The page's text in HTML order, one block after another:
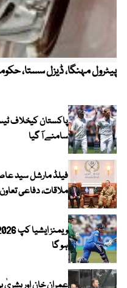
پیٹرول مہنگا، ڈیزل سستا،
سامنے آ گیا
فیلڈ مارشل سید
ملاقات، دفاعی
ہو گا